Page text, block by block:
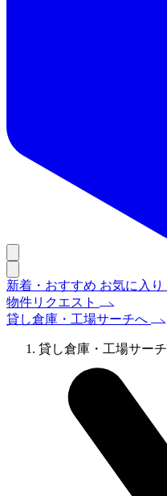
新着・おすすめ お気に入り
物件リクエスト
貸し倉庫・工場サーチへ
貸し倉庫・工場サーチ